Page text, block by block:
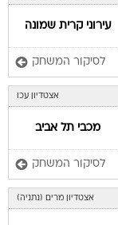
עירוני קרית שמונה
לסיקור המשחק
אצטדיון עכו
מכבי תל אביב
לסיקור המשחק
אצטדיון מרים (נתניה)